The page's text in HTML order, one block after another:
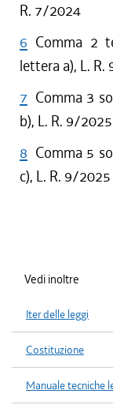
R. 7/2024
6 Comma 2
lettera a), L.
7 Comma 3
b), L. R. 9/2025
8 Comma 5
c), L. R. 9/2025
Vedi inoltre
Iter delle leggi
Costituzione
Manuale tecniche